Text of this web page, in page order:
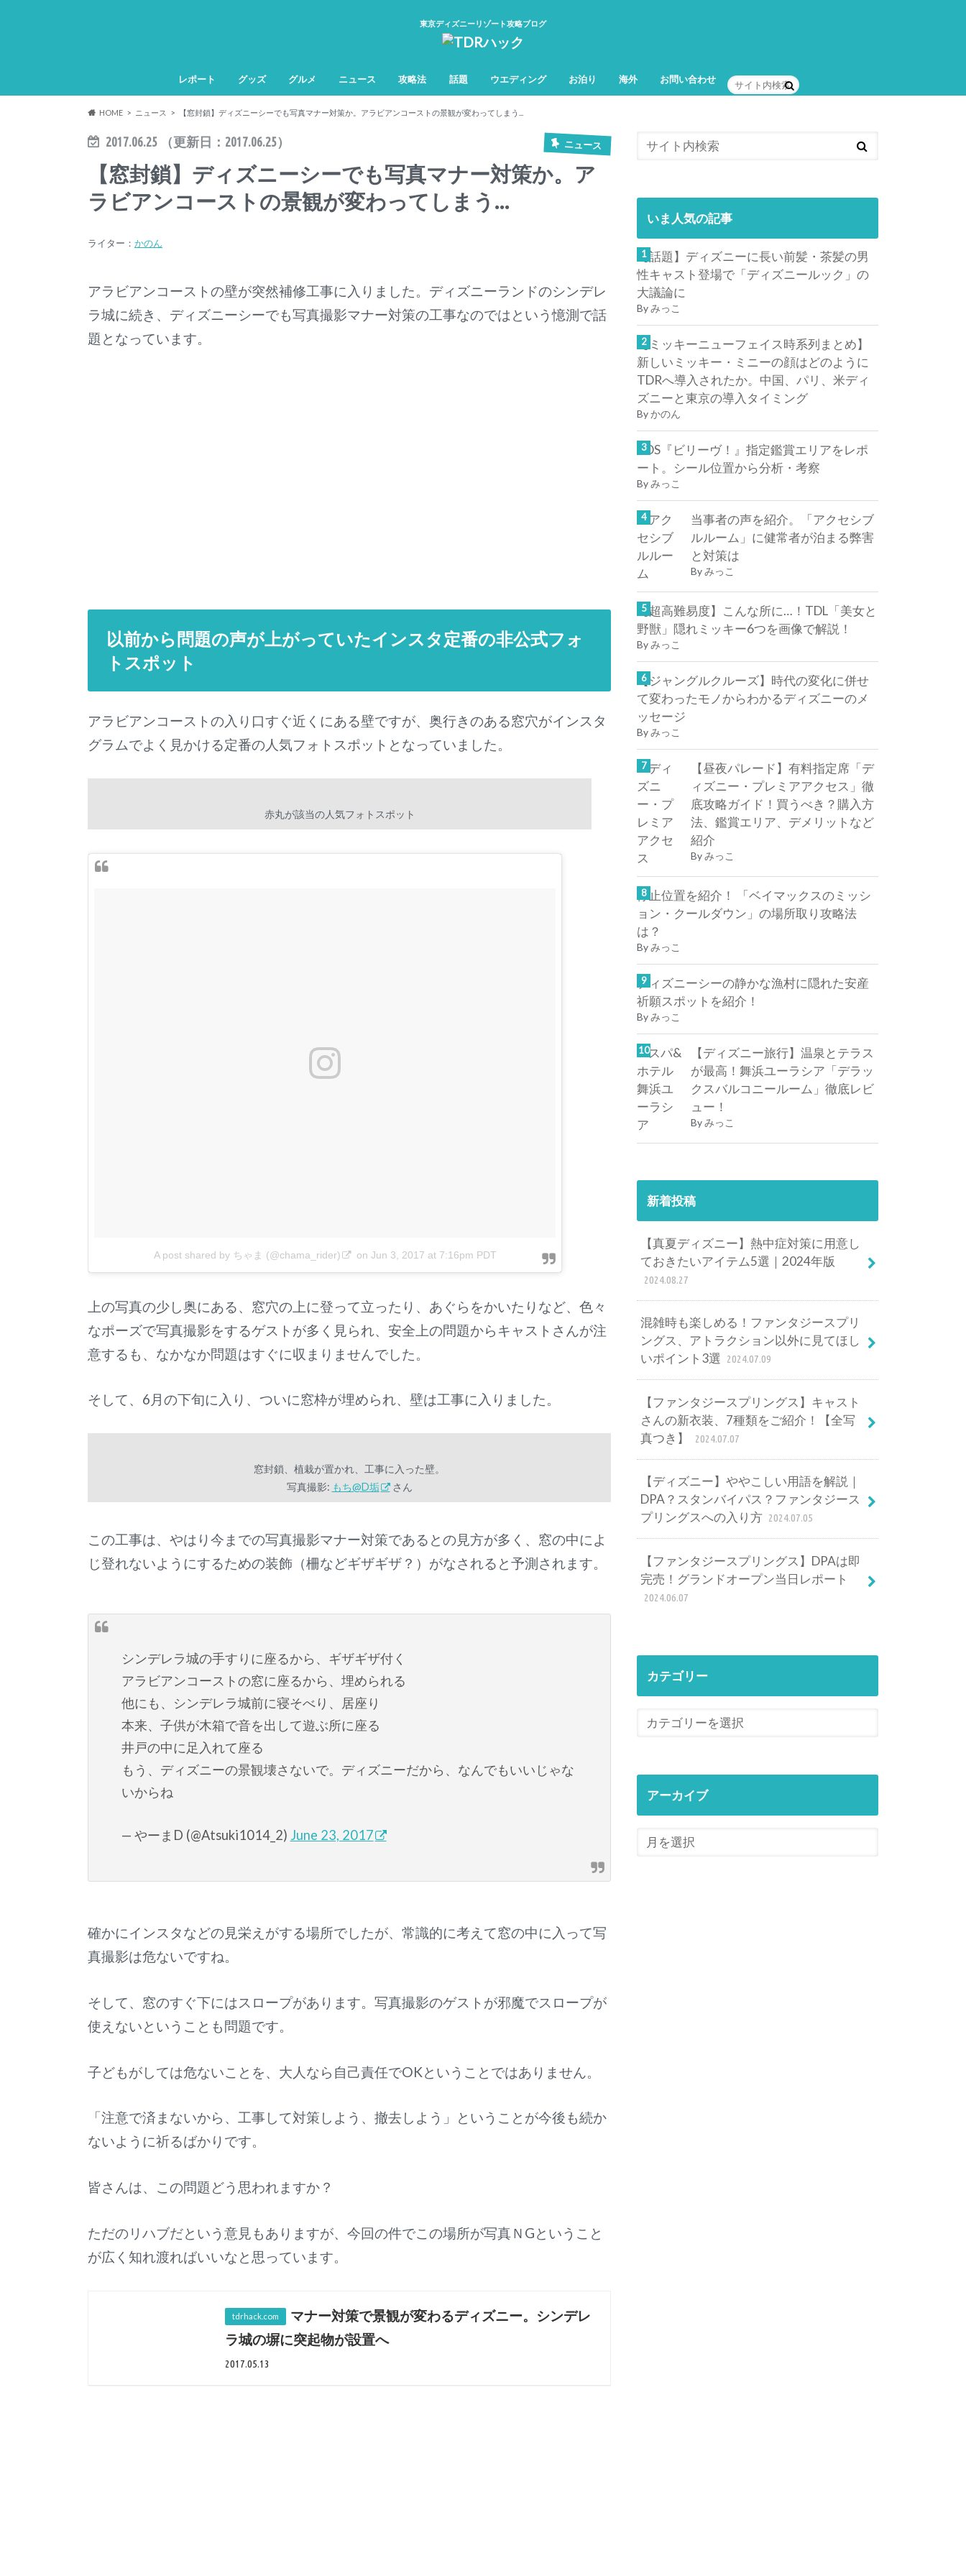
東京ディズニーリゾート攻略ブログ
レポート グッズ グルメ ニュース 攻略法 話題 ウエディング お泊り 海外 お問い合わせ
HOME ニュース 【窓封鎖】ディズニーシーでも写真マナー対策か。アラビアンコーストの景観が変わってしまう...
2017.06.25（更新日： 2017.06.25） ニュース
【窓封鎖】ディズニーシーでも写真マナー対策か。ア
ラビアンコーストの景観が変わってしまう…
ライター： かのん
アラビアンコーストの壁が突然補修工事に入りました。ディズニーランドのシンデレ
ラ城に続き、ディズニーシーでも写真撮影マナー対策の工事なのではという憶測で話
題となっています。
以前から問題の声が上がっていたインスタ定番の非公式フォ
トスポット
アラビアンコーストの入り口すぐ近くにある壁ですが、奥行きのある窓穴がインスタ
グラムでよく見かける定番の人気フォトスポットとなっていました。
赤丸が該当の人気フォトスポット
A post shared by ちゃま (@chama_rider) on Jun 3, 2017 at 7:16pm PDT
上の写真の少し奥にある、窓穴の上に登って立ったり、あぐらをかいたりなど、色々
なポーズで写真撮影をするゲストが多く見られ、安全上の問題からキャストさんが注
意するも、なかなか問題はすぐに収まりませんでした。
そして、6月の下旬に入り、ついに窓枠が埋められ、壁は工事に入りました。
窓封鎖、植栽が置かれ、工事に入った壁。
写真撮影: もち@D垢 さん
この工事は、やはり今までの写真撮影マナー対策であるとの見方が多く、窓の中によ
じ登れないようにするための装飾（柵などギザギザ？）がなされると予測されます。
シンデレラ城の手すりに座るから、ギザギザ付く
アラビアンコーストの窓に座るから、埋められる
他にも、シンデレラ城前に寝そべり、居座り
本来、子供が木箱で音を出して遊ぶ所に座る
井戸の中に足入れて座る
もう、ディズニーの景観壊さないで。ディズニーだから、なんでもいいじゃな
いからね
— やーまD (@Atsuki1014_2) June 23, 2017
確かにインスタなどの見栄えがする場所でしたが、常識的に考えて窓の中に入って写
真撮影は危ないですね。
そして、窓のすぐ下にはスロープがあります。写真撮影のゲストが邪魔でスロープが
使えないということも問題です。
子どもがしては危ないことを、大人なら自己責任でOKということではありません。
「注意で済まないから、工事して対策しよう、撤去しよう」ということが今後も続か
ないように祈るばかりです。
皆さんは、この問題どう思われますか？
ただのリハブだという意見もありますが、今回の件でこの場所が写真ＮGということ
が広く知れ渡ればいいなと思っています。
マナー対策で景観が変わるディズニー。シンデレ
ラ城の塀に突起物が設置へ
2017.05.13
いま人気の記事
【話題】ディズニーに長い前髪・茶髪の男
性キャスト登場で「ディズニールック」の
大議論に
Byみっこ
【ミッキーニューフェイス時系列まとめ】
新しいミッキー・ミニーの顔はどのように
TDRへ導入されたか。中国、パリ、米ディ
ズニーと東京の導入タイミング
Byかのん
TDS『ビリーヴ！』指定鑑賞エリアをレポ
ート。シール位置から分析・考察
Byみっこ
当事者の声を紹介。「アクセシブ
ルルーム」に健常者が泊まる弊害
と対策は
Byみっこ
【超高難易度】こんな所に…！TDL「美女と
野獣」隠れミッキー6つを画像で解説！
Byみっこ
【ジャングルクルーズ】時代の変化に併せ
て変わったモノからわかるディズニーのメ
ッセージ
Byみっこ
【昼夜パレード】有料指定席「デ
ィズニー・プレミアアクセス」徹
底攻略ガイド！買うべき？購入方
法、鑑賞エリア、デメリットなど
紹介
Byみっこ
停止位置を紹介！ 「ベイマックスのミッシ
ョン・クールダウン」の場所取り攻略法
は？
Byみっこ
ディズニーシーの静かな漁村に隠れた安産
祈願スポットを紹介！
Byみっこ
【ディズニー旅行】温泉とテラス
が最高！舞浜ユーラシア「デラッ
クスバルコニールーム」徹底レビ
ュー！
Byみっこ
新着投稿
【真夏ディズニー】熱中症対策に用意し
ておきたいアイテム5選｜2024年版
2024.08.27
混雑時も楽しめる！ファンタジースプリ
ングス、アトラクション以外に見てほし
いポイント3選 2024.07.09
【ファンタジースプリングス】キャスト
さんの新衣装、7種類をご紹介！【全写
真つき】
2024.07.07
【ディズニー】ややこしい用語を解説｜
DPA？スタンバイパス？ファンタジース
プリングスへの入り方 2024.07.05
【ファンタジースプリングス】DPAは即
完売！グランドオープン当日レポート
2024.06.07
カテゴリー
アーカイブ